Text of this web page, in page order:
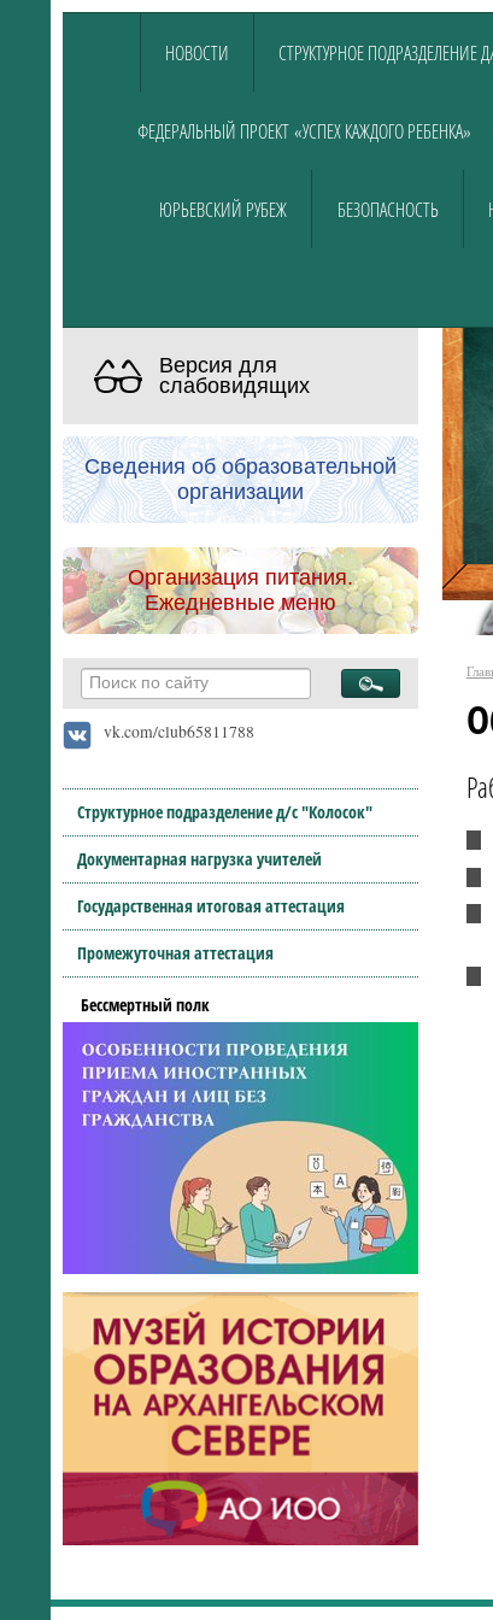
НОВОСТИ СТРУКТУРНОЕ ПОДРАЗДЕЛЕНИЕ
ФЕДЕРАЛЬНЫЙ ПРОЕКТ «УСПЕХ КАЖДОГО РЕБЕНКА»
ЮРЬЕВСКИЙ РУБЕЖ БЕЗОПАСНОСТЬ
Версия для
слабовидящих
Сведения об образовательной
организации
Организация питания.
Ежедневные меню
vk.com/club65811788
Структурное подразделение д/с "Колосок"
Документарная нагрузка учителей
Государственная итоговая аттестация
Промежуточная аттестация
Бессмертный полк